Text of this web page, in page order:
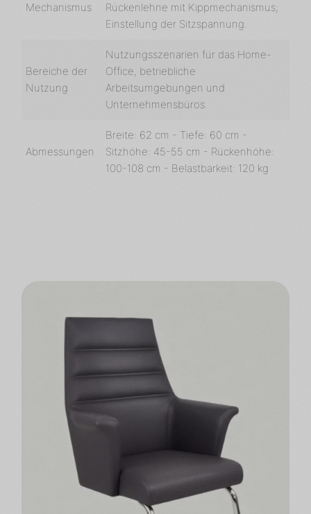
Mechanismus
Rückenlehne mit Kippmechanismus;
Einstellung der Sitzspannung.
Bereiche der
Nutzung
Nutzungsszenarien für das Home-
Office, betriebliche
Arbeitsumgebungen und
Unternehmensbüros.
Abmessungen
Breite: 62 cm - Tiefe: 60 cm -
Sitzhöhe: 45-55 cm - Rückenhöhe:
100-108 cm - Belastbarkeit: 120 kg